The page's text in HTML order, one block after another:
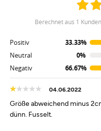
berechnet aus 1
Positiv
33.33%
Neutral
0%
Negativ
66.67%
04.06.2022
Größe abweichend minus
dünn. Fusselt.